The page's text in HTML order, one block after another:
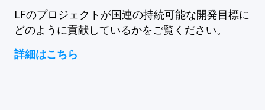
LFのプロジェクトが国連の持続可能な開発目標に
どのように貢献しているかをご覧ください。
詳細はこちら